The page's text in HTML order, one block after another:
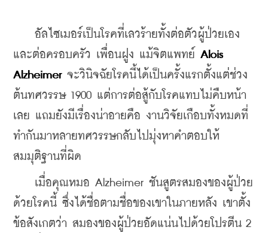
อัลไซเมอร์เป็นโรคที่เลวร้ายทั้งต่อตัวผู้ป่วยเอง
และต่อครอบครัว เพื่อนฝูง แม้จิตแพทย์ Alois
Alzheimer จะวินิจฉัยโรคนี้ได้เป็นครั้งแรกตั้งแต่ช่วง
ต้นทศวรรษ 1900 แต่การต่อสู้กับโรคแทบไม่คืบหน้า
เลย แถมยังมีเรื่องน่าอายคือ งานวิจัยเกือบทั้งหมดที่
ทำกันมาหลายทศวรรษกลับไปมุ่งหาคำตอบให้
สมมุติฐานที่ผิด
เมื่อคุณหมอ Alzheimer ชันสูตรสมองของผู้ป่วย
ด้วยโรคนี้ ซึ่งได้ชื่อตามชื่อของเขาในภายหลัง เขาตั้ง
ข้อสังเกตว่า สมองของผู้ป่วยอัดแน่นไปด้วยโปรตีน 2